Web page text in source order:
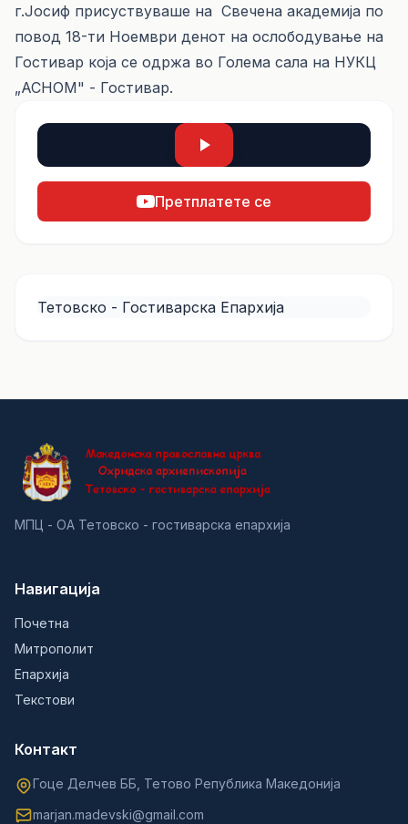
г.Јосиф присуствуваше на Свечена академија по
повод 18-ти Ноември денот на ослободување на
Гостивар која се одржа во Голема сала на НУКЦ
„АСНОМ" - Гостивар.
Претплатете се
Тетовско - Гостиварска Епархија
МПЦ - ОА Тетовско - гостиварска епархија
Навигација
Почетна
Митрополит
Епархија
Текстови
Контакт
Гоце Делчев ББ, Тетово Република Македонија
marjan.madevski@gmail.com